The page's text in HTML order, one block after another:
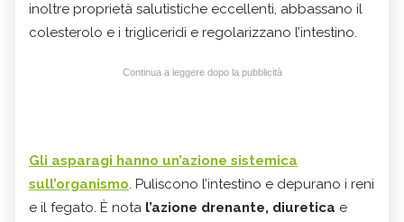
inoltre proprietà salutistiche eccellenti, abbassano il
colesterolo e i trigliceridi e regolarizzano l’intestino.
Continua a leggere dopo la pubblicità
Gli asparagi hanno un’azione sistemica
sull’organismo. Puliscono l’intestino e depurano i reni
e il fegato. È nota l’azione drenante, diuretica e